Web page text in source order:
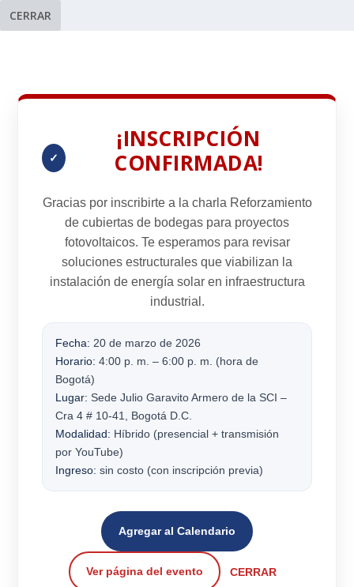
CERRAR
✓
¡INSCRIPCIÓN
CONFIRMADA!
Gracias por inscribirte a la charla Reforzamiento
de cubiertas de bodegas para proyectos
fotovoltaicos. Te esperamos para revisar
soluciones estructurales que viabilizan la
instalación de energía solar en infraestructura
industrial.
Fecha: 20 de marzo de 2026
Horario: 4:00 p. m. – 6:00 p. m. (hora de
Bogotá)
Lugar: Sede Julio Garavito Armero de la SCI –
Cra 4 # 10-41, Bogotá D.C.
Modalidad: Híbrido (presencial + transmisión
por YouTube)
Ingreso: sin costo (con inscripción previa)
Agregar al Calendario
Ver página del evento CERRAR